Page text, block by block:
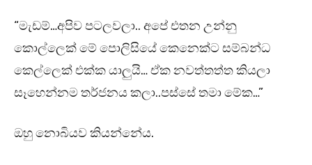
“මැඩම්…අපිව පටලවලා.. අපේ එතන උන්නු
කොල්ලෙක් මේ පොලිසියේ කෙනෙක්ට සම්බන්ධ
කෙල්ලෙක් එක්ක යාලුයි… ඒක නවත්තත්ත කියලා
සෑහෙන්නම තර්ජනය කලා..පස්සේ තමා මේක…”
ඔහු නොබියව කියන්නේය.